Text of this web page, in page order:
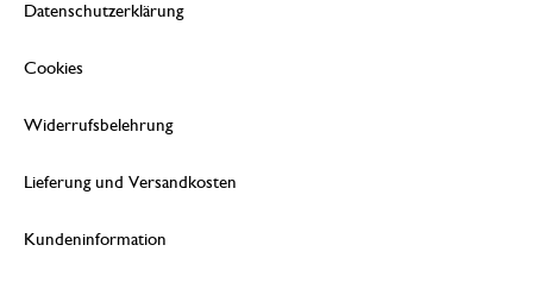
Datenschutzerklärung
Cookies
Widerrufsbelehrung
Lieferung und Versandkosten
Kundeninformation